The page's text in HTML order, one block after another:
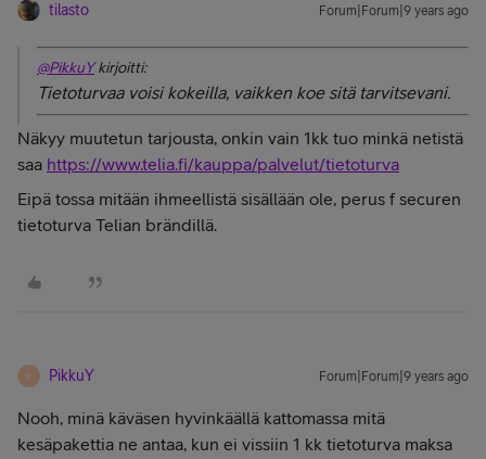
tilasto Forum|Forum|9 years ago
@PikkuYkirjoitti:
Tietoturvaa voisi kokeilla, vaikken koe sitä tarvitsevani.
Näkyy muutetun tarjousta, onkin vain 1kk tuo minkä netistä
saa https://www.telia.fi/kauppa/palvelut/tietoturva
Eipä tossa mitään ihmeellistä sisällään ole, perus f securen
tietoturva Telian brändillä.
P PikkuY Forum|Forum|9 years ago
Nooh, minä käväsen hyvinkäällä kattomassa mitä
kesäpakettia ne antaa, kun ei vissiin 1 kk tietoturva maksa